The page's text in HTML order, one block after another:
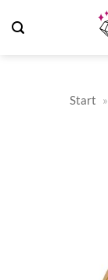
Inhalt
Start »